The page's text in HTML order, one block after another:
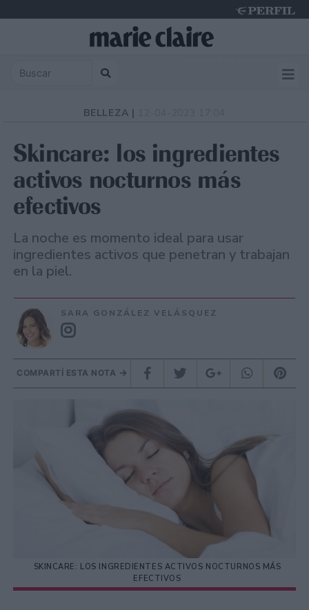
BELLEZA |
Skincare: los ingredientes
activos nocturnos más
efectivos
La noche es momento ideal para usar
ingredientes activos que penetran y trabajan
en la piel.
SARA GONZÁLEZ VELÁSQUEZ
COMPARTÍ ESTA NOTA
SKINCARE: LOS INGREDIENTES ACTIVOS NOCTURNOS MÁS
EFECTIVOS